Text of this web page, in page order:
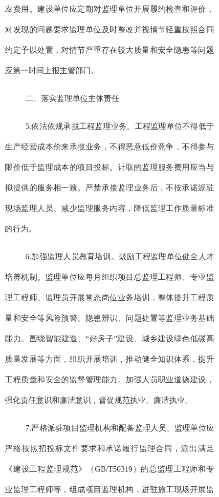
应费用。建设单位应定期对监理单位开展履约检查和评价，
对发现的问题要求监理单位及时整改并视情节轻重按照合同
约定予以处置，对情节严重存在较大质量和安全隐患等问题
应第一时间上报主管部门。
二、落实监理单位主体责任
5.依法依规承揽工程监理业务。工程监理单位不得低于
生产经营成本价来承揽业务，不得恶意低价竞争，不得参与
限价低于监理成本的项目投标。计取的监理服务费用应当与
拟提供的服务相一致。严禁承接监理业务后，不按承诺派驻
现场监理人员、减少监理服务内容，降低监理工作质量标准
的行为。
6.加强监理人员教育培训。鼓励工程监理单位健全人才
培养机制。监理单位应每月组织项目总监理工程师、专业监
理工程师、监理员开展常态岗位业务培训，整体提升工程质
量和安全等风险预警、隐患辨识、问题处置等监理业务基础
能力。围绕智能建造、“好房子”建设、城乡建设绿色低碳高
质量发展等方面，组织开展培训，推动健全知识体系，提升
工程质量和安全的监督管理能力。加强人员职业道德建设，
强化责任意识和廉洁意识，督促规范执业、廉洁执业。
7.严格派驻项目监理机构和配备监理人员。监理单位应
严格按照招投标文件要求和承诺履行监理合同，派出满足
《建设工程监理规范》（GB/T50319）的总监理工程师和专
业监理工程师等，组成项目监理机构，进驻施工现场开展监